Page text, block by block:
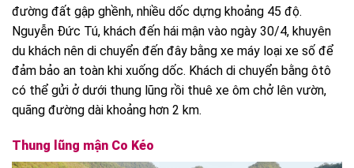
đường đất gập ghềnh, nhiều dốc dựng khoảng 45 độ.
Nguyễn Đức Tú, khách đến hái mận vào ngày 30/4, khuyên
du khách nên di chuyển đến đây bằng xe máy loại xe số để
đảm bảo an toàn khi xuống dốc. Khách di chuyển bằng ôtô
có thể gửi ở dưới thung lũng rồi thuê xe ôm chở lên vườn,
quãng đường dài khoảng hơn 2 km.
Thung lũng mận Co Kéo